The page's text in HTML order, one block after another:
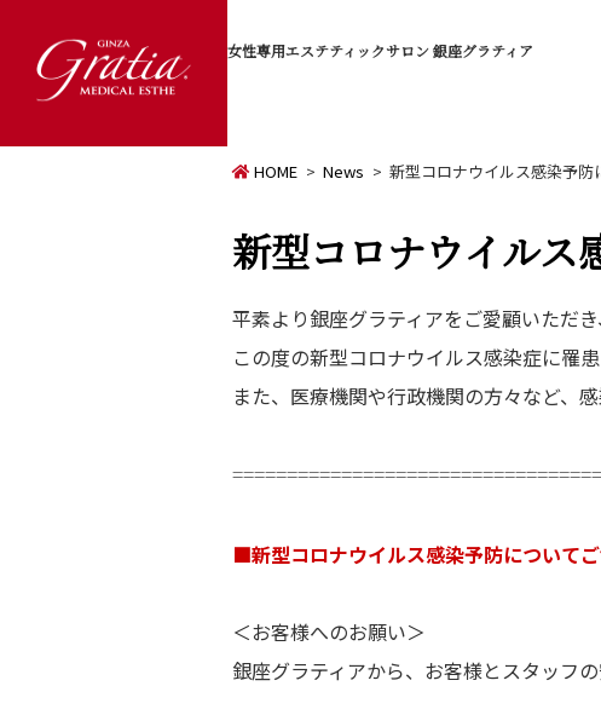
女性専用エステティックサロン銀座グラティア
HOME News 新型コロナウイルス感染予防
新型コロナウイルス
平素より銀座グラティアをご愛顧いただ
この度の新型コロナウイルス感染症に罹
また、医療機関や行政機関の方々など、
■新型コロナウイルス感染予防について
＜お客様へのお願い＞
銀座グラティアから、お客様とスタッフ